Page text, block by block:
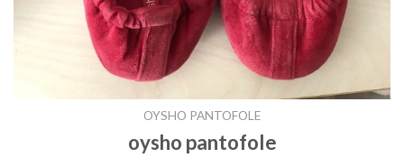
OYSHO PANTOFOLE
oysho pantofole